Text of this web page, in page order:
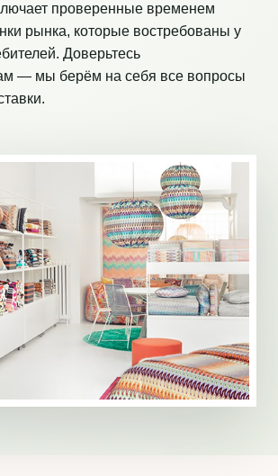
проверенные временем
рынка, которые востребованы у
Доверьтесь
— мы берём на себя все вопросы